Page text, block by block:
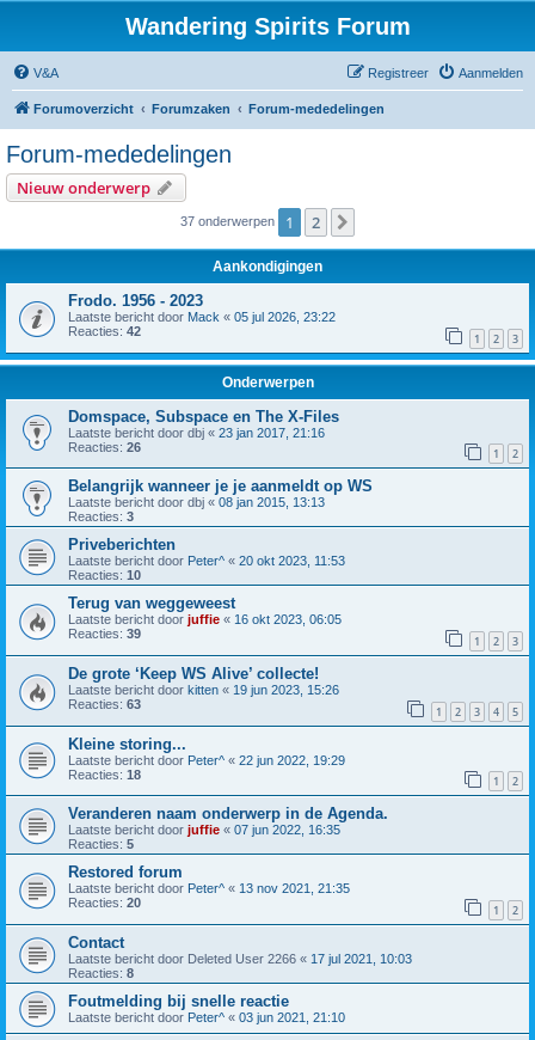
Wandering Spirits Forum
V&A Aanmelden
Registreer
Forumoverzicht Forumzaken Forum-mededelingen
Forum-mededelingen
Nieuw onderwerp
37 onderwerpen 1 2
Aankondigingen
Frodo. 1956 - 2023
Laatste bericht door Mack « 05 jul 2026, 23:22
Reacties: 42 1 2 3
Onderwerpen
Domspace, Subspace en The X-Files
Laatste bericht door dbj « 23 jan 2017, 21:16
Reacties: 26 1 2
Belangrijk wanneer je je aanmeldt op WS
Laatste bericht door dbj « 08 jan 2015, 13:13
Reacties: 3
Priveberichten
Laatste bericht door Peter^ « 20 okt 2023, 11:53
Reacties: 10
Terug van weggeweest
Laatste bericht door juffie « 16 okt 2023, 06:05
Reacties: 39 1 2 3
De grote ‘Keep WS Alive’ collecte!
Laatste bericht door kitten « 19 jun 2023, 15:26
Reacties: 63 1 2 3 4 5
Kleine storing...
Laatste bericht door Peter^ « 22 jun 2022, 19:29
Reacties: 18 1 2
Veranderen naam onderwerp in de Agenda.
Laatste bericht door juffie « 07 jun 2022, 16:35
Reacties: 5
Restored forum
Laatste bericht door Peter^ « 13 nov 2021, 21:35
Reacties: 20 1 2
Contact
Laatste bericht door Deleted User 2266 « 17 jul 2021, 10:03
Reacties: 8
Foutmelding bij snelle reactie
Laatste bericht door Peter^ « 03 jun 2021, 21:10